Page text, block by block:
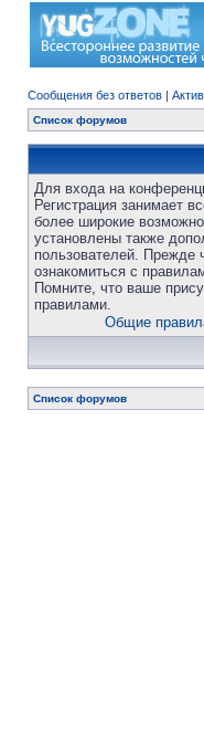
Сообщения без ответов |
Список форумов
Для входа на
Регистрация занимает
более широкие
установлены также
пользователей. Прежде
ознакомиться с
Помните, что ваше
правилами.
Общие
Список форумов